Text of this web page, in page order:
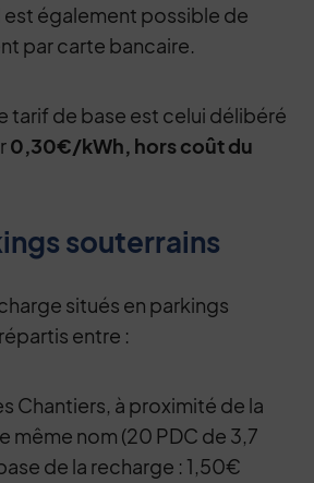
est également possible de
par carte bancaire.
tarif de base est celui délibéré
0,30€/kWh, hors coût du
souterrains
situés en parkings
entre :
Chantiers, à proximité de la
même nom (20 PDC de 3,7
de la recharge : 1,50€